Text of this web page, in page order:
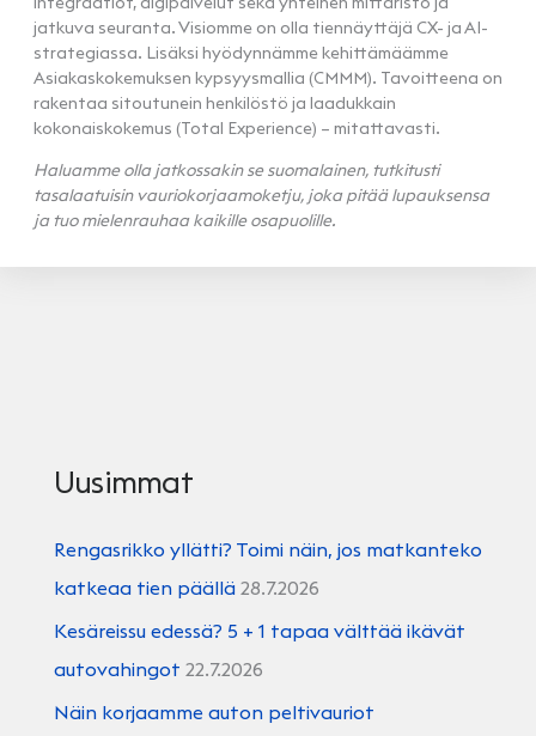
jatkuva seuranta. Visiomme on olla tiennäyttäjä CX- ja AI-
strategiassa. Lisäksi hyödynnämme kehittämäämme
Asiakaskokemuksen kypsyysmallia (CMMM). Tavoitteena on
rakentaa sitoutunein henkilöstö ja laadukkain
kokonaiskokemus (Total Experience) – mitattavasti.
Haluamme olla jatkossakin se suomalainen, tutkitusti
tasalaatuisin vauriokorjaamoketju, joka pitää lupauksensa
ja tuo mielenrauhaa kaikille osapuolille.
Uusimmat
Rengasrikko yllätti? Toimi näin, jos matkanteko
katkeaa tien päällä 28.7.2026
Kesäreissu edessä? 5 + 1 tapaa välttää ikävät
autovahingot 22.7.2026
Näin korjaamme auton peltivauriot